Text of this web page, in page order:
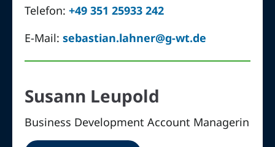
Telefon:+49 351 25933 242
E-Mail:sebastian.lahner@g-wt.de
Susann Leupold
Business Development Account Managerin